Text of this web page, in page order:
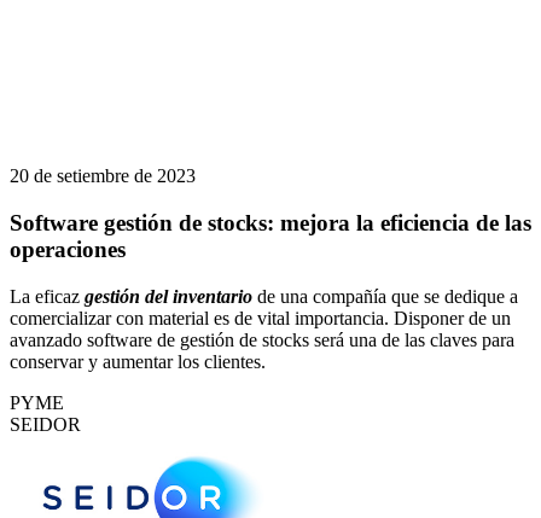
20 de setiembre de 2023
Software gestión de stocks: mejora la eficiencia de las
operaciones
La eficaz gestión del inventario de una compañía que se dedique a
comercializar con material es de vital importancia. Disponer de un
avanzado software de gestión de stocks será una de las claves para
conservar y aumentar los clientes.
PYME
SEIDOR